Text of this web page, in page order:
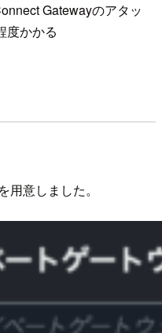
Gatewayのアタッ
度かかる
意しました。